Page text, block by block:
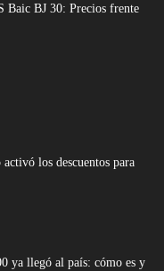
Baic BJ 30: Precios frente
los descuentos para
ya llegó al país: cómo es y